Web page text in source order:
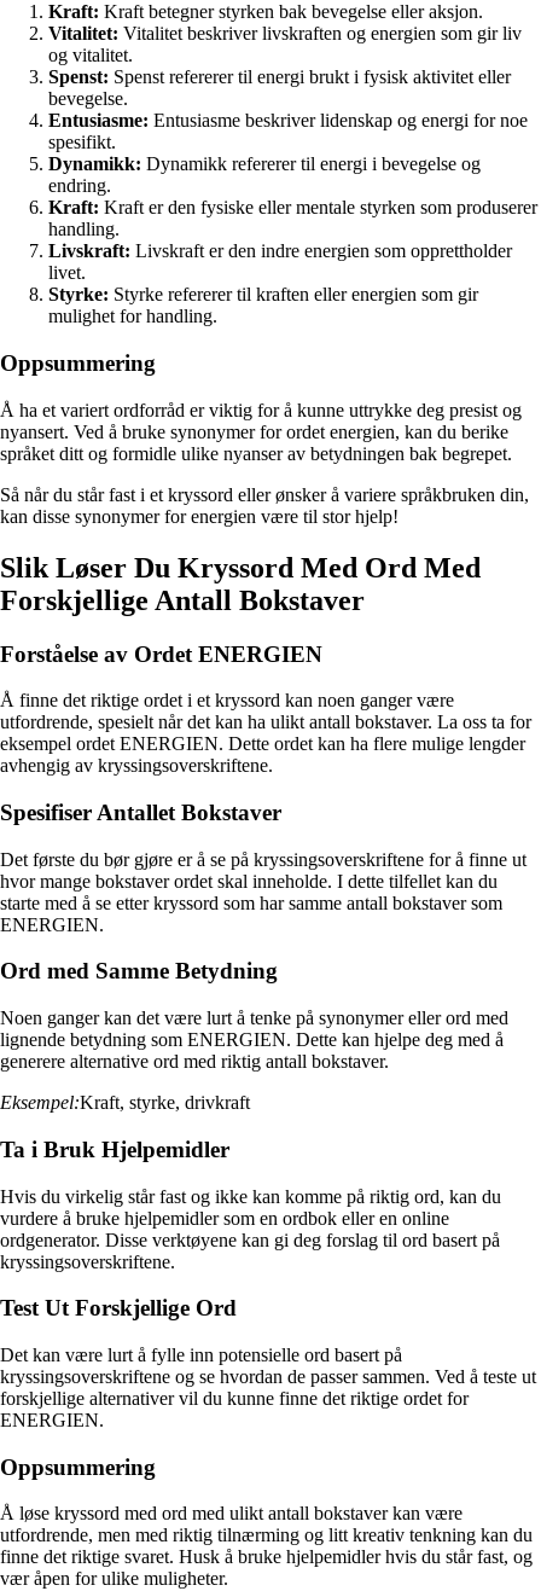
Kraft: Kraft betegner styrken bak bevegelse eller aksjon.
Vitalitet: Vitalitet beskriver livskraften og energien som gir liv
og vitalitet.
Spenst: Spenst refererer til energi brukt i fysisk aktivitet eller
bevegelse.
Entusiasme: Entusiasme beskriver lidenskap og energi for noe
spesifikt.
Dynamikk: Dynamikk refererer til energi i bevegelse og
endring.
Kraft: Kraft er den fysiske eller mentale styrken som produserer
handling.
Livskraft: Livskraft er den indre energien som opprettholder
livet.
Styrke: Styrke refererer til kraften eller energien som gir
mulighet for handling.
Oppsummering
Å ha et variert ordforråd er viktig for å kunne uttrykke deg presist og
nyansert. Ved å bruke synonymer for ordet energien, kan du berike
språket ditt og formidle ulike nyanser av betydningen bak begrepet.
Så når du står fast i et kryssord eller ønsker å variere språkbruken din,
kan disse synonymer for energien være til stor hjelp!
Slik Løser Du Kryssord Med Ord Med
Forskjellige Antall Bokstaver
Forståelse av Ordet ENERGIEN
Å finne det riktige ordet i et kryssord kan noen ganger være
utfordrende, spesielt når det kan ha ulikt antall bokstaver. La oss ta for
eksempel ordet ENERGIEN. Dette ordet kan ha flere mulige lengder
avhengig av kryssingsoverskriftene.
Spesifiser Antallet Bokstaver
Det første du bør gjøre er å se på kryssingsoverskriftene for å finne ut
hvor mange bokstaver ordet skal inneholde. I dette tilfellet kan du
starte med å se etter kryssord som har samme antall bokstaver som
ENERGIEN.
Ord med Samme Betydning
Noen ganger kan det være lurt å tenke på synonymer eller ord med
lignende betydning som ENERGIEN. Dette kan hjelpe deg med å
generere alternative ord med riktig antall bokstaver.
Eksempel:Kraft, styrke, drivkraft
Ta i Bruk Hjelpemidler
Hvis du virkelig står fast og ikke kan komme på riktig ord, kan du
vurdere å bruke hjelpemidler som en ordbok eller en online
ordgenerator. Disse verktøyene kan gi deg forslag til ord basert på
kryssingsoverskriftene.
Test Ut Forskjellige Ord
Det kan være lurt å fylle inn potensielle ord basert på
kryssingsoverskriftene og se hvordan de passer sammen. Ved å teste ut
forskjellige alternativer vil du kunne finne det riktige ordet for
ENERGIEN.
Oppsummering
Å løse kryssord med ord med ulikt antall bokstaver kan være
utfordrende, men med riktig tilnærming og litt kreativ tenkning kan du
finne det riktige svaret. Husk å bruke hjelpemidler hvis du står fast, og
vær åpen for ulike muligheter.